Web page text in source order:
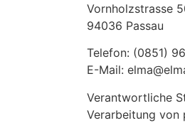
Vornholzstrasse
94036 Passau
Telefon: (0851)
E-Mail:
Verantwortliche
Verarbeitung von